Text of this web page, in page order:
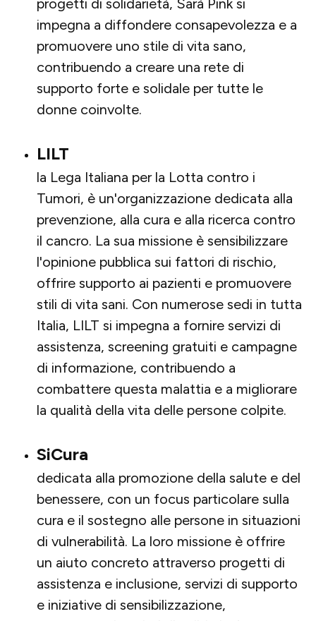
progetti di solidarietà, Sarà Pink si
impegna a diffondere consapevolezza e a
promuovere uno stile di vita sano,
contribuendo a creare una rete di
supporto forte e solidale per tutte le
donne coinvolte.
LILT
la Lega Italiana per la Lotta contro i
Tumori, è un'organizzazione dedicata alla
prevenzione, alla cura e alla ricerca contro
il cancro. La sua missione è sensibilizzare
l'opinione pubblica sui fattori di rischio,
offrire supporto ai pazienti e promuovere
stili di vita sani. Con numerose sedi in tutta
Italia, LILT si impegna a fornire servizi di
assistenza, screening gratuiti e campagne
di informazione, contribuendo a
combattere questa malattia e a migliorare
la qualità della vita delle persone colpite.
SiCura
dedicata alla promozione della salute e del
benessere, con un focus particolare sulla
cura e il sostegno alle persone in situazioni
di vulnerabilità. La loro missione è offrire
un aiuto concreto attraverso progetti di
assistenza e inclusione, servizi di supporto
e iniziative di sensibilizzazione,